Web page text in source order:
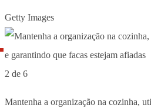
Getty Images
2 de 6
Mantenha a organização na cozinha,